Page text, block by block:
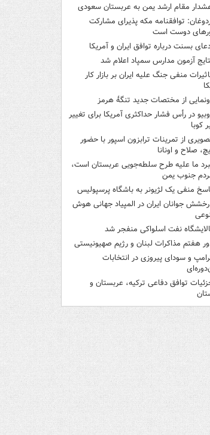
مقام ارشد یمن به عربستان سعودی
توافقنامه مکه پذیرای مشارکت
دوست است
بسنت درباره توافق ایران و آمریکا
آزمون مدارس سمپاد اعلام شد
منفی جنگ علیه ایران بر بازار کار
از مختصات جدید تنگۀ هرمز
در رأس فشار حداکثری آمریکا برای تغییر
کوبا
از تمرینات ترابزون اسپور با حضور
صلاح و اونانا
ما علیه طرح سلطه‌جویی عربستان است،
جنوب یمن
منفی یک لژیونر به باشگاه پرسپولیس
جوانان ایران در المپیاد جهانی هوش
نفت اسلواکی منفجر شد
هفتم مذاکرات لبنان و رژیم صهیونیستی
و سودای پیروزی در انتخابات
توافق دفاعی ترکیه، عربستان و